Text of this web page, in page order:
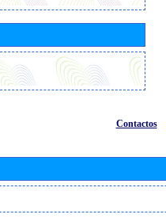
Contactos